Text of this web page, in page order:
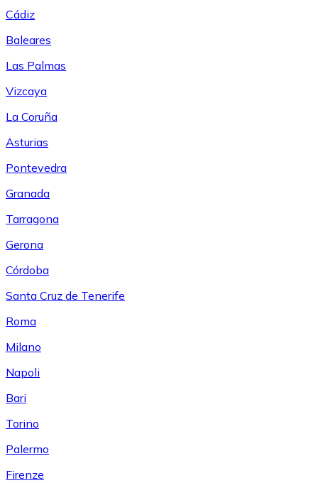
Cádiz
Baleares
Las Palmas
Vizcaya
La Coruña
Asturias
Pontevedra
Granada
Tarragona
Gerona
Córdoba
Santa Cruz de Tenerife
Roma
Milano
Napoli
Bari
Torino
Palermo
Firenze